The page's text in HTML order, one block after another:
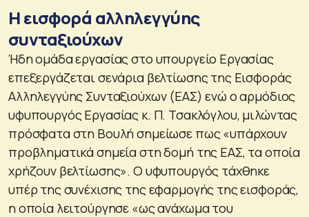
Η εισφορά αλληλεγγύης
συνταξιούχων
Ήδη ομάδα εργασίας στο υπουργείο Εργασίας
επεξεργάζεται σενάρια βελτίωσης της Εισφοράς
Αλληλεγγύης Συνταξιούχων (ΕΑΣ) ενώ ο αρμόδιος
υφυπουργός Εργασίας κ. Π. Τσακλόγλου, μιλώντας
πρόσφατα στη Βουλή σημείωσε πως «υπάρχουν
προβληματικά σημεία στη δομή της ΕΑΣ, τα οποία
χρήζουν βελτίωσης». Ο υφυπουργός τάχθηκε
υπέρ της συνέχισης της εφαρμογής της εισφοράς,
η οποία λειτούργησε «ως ανάχωμα του